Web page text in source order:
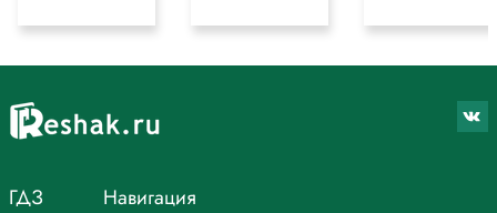
ГДЗ Навигация